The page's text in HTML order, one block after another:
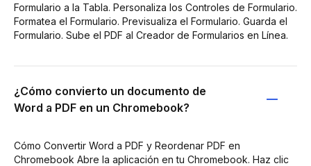
Formulario a la Tabla. Personaliza los Controles de Formulario.
Formatea el Formulario. Previsualiza el Formulario. Guarda el
Formulario. Sube el PDF al Creador de Formularios en Línea.
¿Cómo convierto un documento de
Word a PDF en un Chromebook?
Cómo Convertir Word a PDF y Reordenar PDF en
Chromebook Abre la aplicación en tu Chromebook. Haz clic